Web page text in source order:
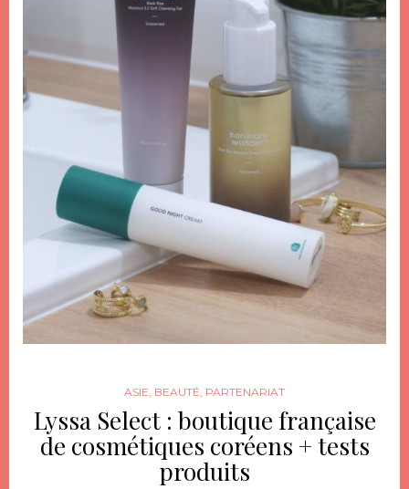
ASIE, BEAUTÉ, PARTENARIAT
Lyssa Select : boutique française
de cosmétiques coréens + tests
produits